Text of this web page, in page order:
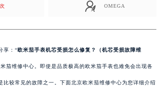
次 OMEGA
享：“欧米茄手表机芯受损怎么修复？（机芯受损故障维
茄维修中心。即使是品质极高的欧米茄手表也难免会出现各
比较常见的故障之一。下面北京欧米茄维修中心为您详细介绍